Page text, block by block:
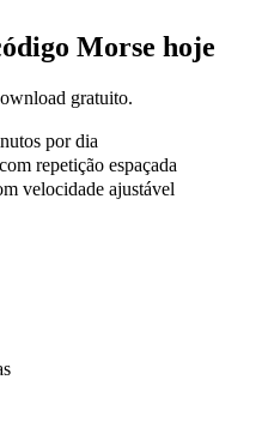
Morse hoje
gratuito.
por dia
repetição espaçada
velocidade ajustável